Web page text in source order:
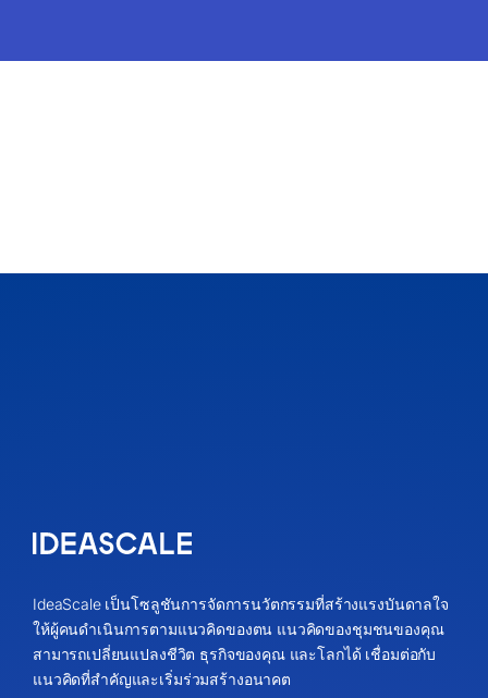
IdeaScale เป็นโซลูชันการจัดการนวัตกรรมที่สร้างแรงบันดาลใจ
ให้ผู้คนดำเนินการตามแนวคิดของตน แนวคิดของชุมชนของคุณ
สามารถเปลี่ยนแปลงชีวิต ธุรกิจของคุณ และโลกได้ เชื่อมต่อกับ
แนวคิดที่สำคัญและเริ่มร่วมสร้างอนาคต